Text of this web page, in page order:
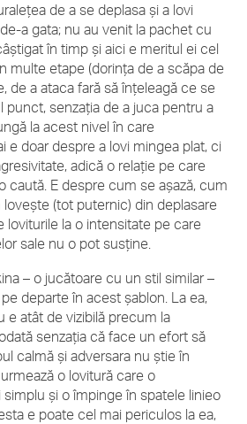
de a se deplasa și a lovi
a gata; nu au venit la pachet cu
în timp și aici e meritul ei cel
multe etape (dorința de a scăpa de
de a ataca fară să înțeleagă ce se
punct, senzația de a juca pentru a
la acest nivel în care
e doar despre a lovi mingea plat, ci
adică o relație pe care
caută. E despre cum se așază, cum
(tot puternic) din deplasare
loviturile la o intensitate pe care
sale nu o pot susține.
– o jucătoare cu un stil similar –
departe în acest șablon. La ea,
e atât de vizibilă precum la
senzația că face un efort să
calmă și adversara nu știe în
o lovitură care o
simplu și o împinge în spatele linieo
e poate cel mai periculos la ea,